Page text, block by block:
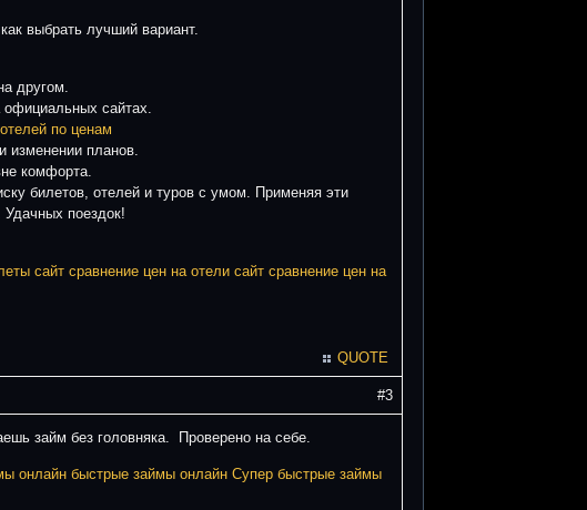
выбрать лучший вариант.
другом.
сайтах.
по ценам
изменении планов.
комфорта.
билетов, отелей и туров с умом. Применяя эти
поездок!
сайт сравнение цен на отели сайт сравнение цен на
QUOTE
#3
займ без головняка. Проверено на себе.
онлайн быстрые займы онлайн Супер быстрые займы